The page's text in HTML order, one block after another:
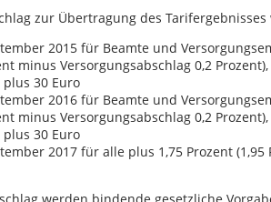
zur Übertragung des
2015 für Beamte und
minus Versorgungsabschlag 0,2 Prozent),
30 Euro
2016 für Beamte und
minus Versorgungsabschlag 0,2
30 Euro
2017 für alle plus 1,75 Prozent